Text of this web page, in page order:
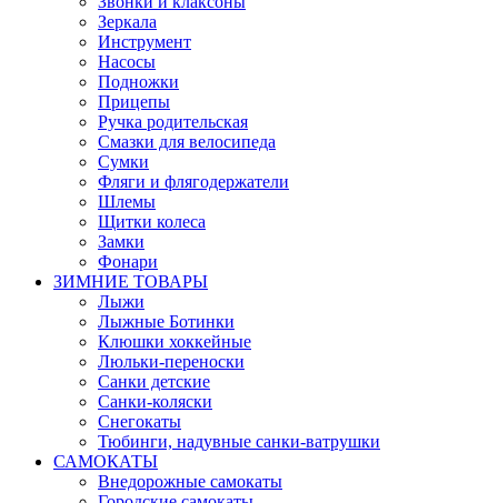
Зеркала
Инструмент
Насосы
Подножки
Прицепы
Ручка родительская
Смазки для велосипеда
Сумки
Фляги и флягодержатели
Шлемы
Щитки колеса
Замки
Фонари
ЗИМНИЕ ТОВАРЫ
Лыжи
Лыжные Ботинки
Клюшки хоккейные
Люльки-переноски
Санки детские
Санки-коляски
Снегокаты
Тюбинги, надувные санки-ватрушки
САМОКАТЫ
Внедорожные самокаты